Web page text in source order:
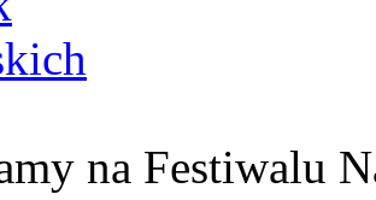
na Festiwalu